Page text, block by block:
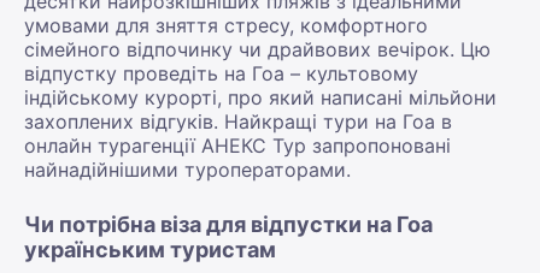
умовами для зняття стресу, комфортного
сімейного відпочинку чи драйвових вечірок. Цю
відпустку проведіть на Гоа – культовому
індійському курорті, про який написані мільйони
захоплених відгуків. Найкращі тури на Гоа в
онлайн турагенції АНЕКС Тур запропоновані
найнадійнішими туроператорами.
Чи потрібна віза для відпустки на Гоа
українським туристам